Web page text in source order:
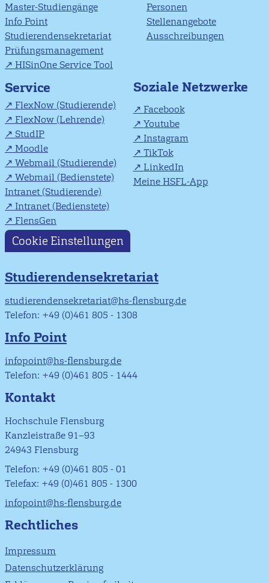
Master-Studiengänge
Info Point
Studierendensekretariat
Prüfungsmanagement
HISinOne Service Tool
Personen
Stellenangebote
Ausschreibungen
Service
FlexNow (Studierende)
FlexNow (Lehrende)
StudIP
Moodle
Webmail (Studierende)
Webmail (Bedienstete)
Intranet (Studierende)
Intranet (Bedienstete)
FlensGen
Soziale Netzwerke
Facebook
Youtube
Instagram
TikTok
LinkedIn
Meine HSFL-App
Cookie Einstellungen
Studierendensekretariat
studierendensekretariat@hs-flensburg.de
Telefon: +49 (0)461 805 - 1308
Info Point
infopoint@hs-flensburg.de
Telefon: +49 (0)461 805 - 1444
Kontakt
Hochschule Flensburg
Kanzleistraße 91–93
24943 Flensburg
Telefon: +49 (0)461 805 - 01
Telefax: +49 (0)461 805 - 1300
infopoint@hs-flensburg.de
Rechtliches
Impressum
Datenschutzerklärung